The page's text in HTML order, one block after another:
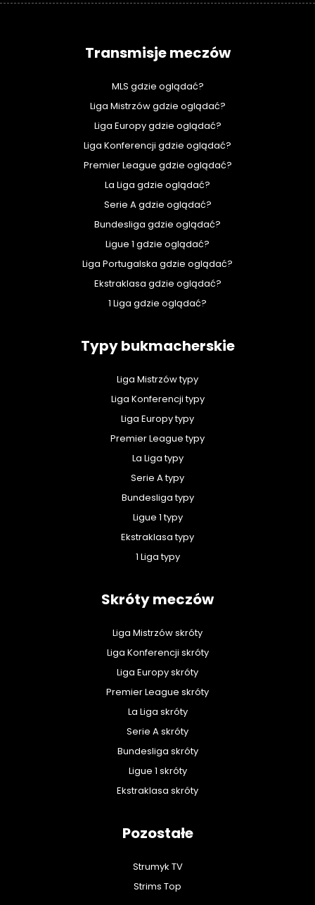
Transmisje meczów
MLS gdzie oglądać?
Liga Mistrzów gdzie oglądać?
Liga Europy gdzie oglądać?
Liga Konferencji gdzie oglądać?
Premier League gdzie oglądać?
La Liga gdzie oglądać?
Serie A gdzie oglądać?
Bundesliga gdzie oglądać?
Ligue 1 gdzie oglądać?
Liga Portugalska gdzie oglądać?
Ekstraklasa gdzie oglądać?
1 Liga gdzie oglądać?
Typy bukmacherskie
Liga Mistrzów typy
Liga Konferencji typy
Liga Europy typy
Premier League typy
La Liga typy
Serie A typy
Bundesliga typy
Ligue 1 typy
Ekstraklasa typy
1 Liga typy
Skróty meczów
Liga Mistrzów skróty
Liga Konferencji skróty
Liga Europy skróty
Premier League skróty
La Liga skróty
Serie A skróty
Bundesliga skróty
Ligue 1 skróty
Ekstraklasa skróty
Pozostałe
Strumyk TV
Strims Top